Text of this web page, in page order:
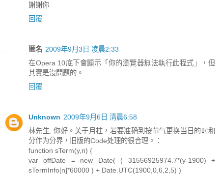
謝謝你
回覆
匿名 2009年9月3日 凌晨2:33
在Opera 10底下會顯示「你的瀏覽器無法執行此程式」，但
其實是沒問題的。
回覆
Unknown 2009年9月6日 清晨6:58
林先生, 你好。关于月柱，若要准确到按节气更换当日的时和
分作为分界，旧版的Code处理的很合理。：
function sTerm(y,n) {
var offDate = new Date( ( 31556925974.7*(y-1900) +
sTermInfo[n]*60000 ) + Date.UTC(1900,0,6,2,5) )